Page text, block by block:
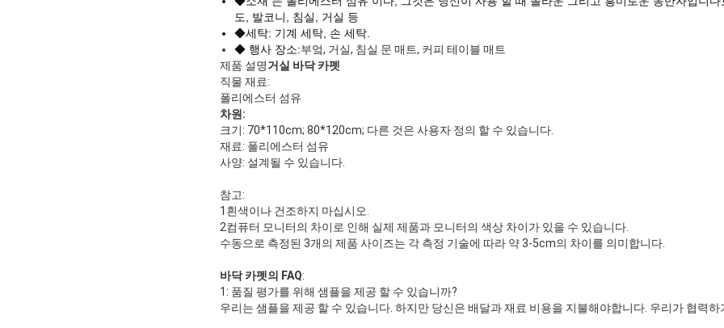
도, 발코니, 침실, 거실 등
◆세탁: 기계 세탁, 손 세탁.
◆ 행사 장소:부엌, 거실, 침실 문 매트, 커피 테이블 매트
제품 설명거실 바닥 카펫
직물 재료:
폴리에스터 섬유
차원:
크기: 70*110cm; 80*120cm; 다른 것은 사용자 정의 할 수 있습니다.
재료: 폴리에스터 섬유
사양: 설계될 수 있습니다.
참고:
1흰색이나 건조하지 마십시오.
2컴퓨터 모니터의 차이로 인해 실제 제품과 모니터의 색상 차이가 있을 수 있습니다.
수동으로 측정된 3개의 제품 사이즈는 각 측정 기술에 따라 약 3-5cm의 차이를 의미합니다.
바닥 카펫의 FAQ:
1: 품질 평가를 위해 샘플을 제공 할 수 있습니까?
우리는 샘플을 제공 할 수 있습니다. 하지만 당신은 배달과 재료 비용을 지불해야합니다. 우리가 협력